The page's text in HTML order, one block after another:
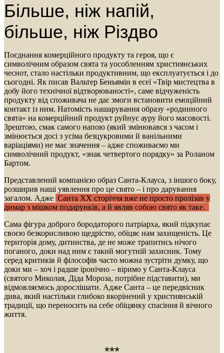
Більше, ніж напій,
більше, ніж Різдво
Поєднання комерційного продукту та героя, що є
символічним образом свята та уособленням християнських
чеснот, стало настільки продуктивним, що експлуатується і до
сьогодні. Як писав Вальтер Беньямін в есеї «Твір мистецтва в
добу його технічної відтворюваності», саме відчуженість
продукту від споживача не дає змоги встановити емоційний
контакт із ним. Натомість нашарування образу «родинного
свята» на комерційний продукт руйнує ауру його масовості.
Зрештою, смак самого напою (який змінювався з часом і
змінюється досі з усіма безцукровими й ванільними
варіаціями) не має значення – адже споживаємо ми
символічний продукт, «знак четвертого порядку» за Роланом
Бартом.
Представлений компанією образ Санта-Клауса, з іншого боку,
розширив наші уявлення про це свято – і про дарування
загалом. Адже Санта ХХ сторіччя вже не просто пролізав у
димар з мішком подарунків, а й являв собою свято як таке.
Сама фігура доброго бородаторого патріарха, який підкупає
своєю безкорисливою щедрістю, обіцяє нам захищеність. Це
територія дому, дитинства, де не може трапитись нічого
поганого, доки над ним є такий могутній захисник. Тому
серед критиків й філософів часто можна зустріти думку, що
доки ми – хоч і радше іронічно – віримо у Санта-Клауса
(святого Миколая, Діда Мороза, потрібне підставити), ми
відмовляємось дорослішати. Адже Санта – це передвісник
дива, який настільки глибоко вкорінений у християнській
традиції, що переносить на себе обіцянку спасіння й вічного
життя.